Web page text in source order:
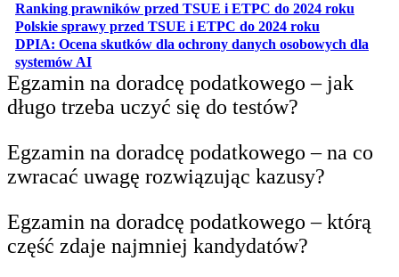
Ranking prawników przed TSUE i ETPC do 2024 roku
Polskie sprawy przed TSUE i ETPC do 2024 roku
DPIA: Ocena skutków dla ochrony danych osobowych dla
systemów AIotwiera się w nowej karcie
Egzamin na doradcę podatkowego – jak
długo trzeba uczyć się do testów?
Egzamin na doradcę podatkowego – na co
zwracać uwagę rozwiązując kazusy?
Egzamin na doradcę podatkowego – którą
część zdaje najmniej kandydatów?